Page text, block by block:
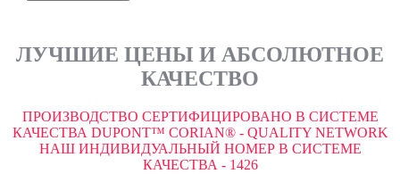
ЛУЧШИЕ ЦЕНЫ И АБСОЛЮТНОЕ
КАЧЕСТВО
ПРОИЗВОДСТВО СЕРТИФИЦИРОВАНО В СИСТЕМЕ
КАЧЕСТВА DUPONT™ CORIAN® - QUALITY NETWORK
НАШ ИНДИВИДУАЛЬНЫЙ НОМЕР В СИСТЕМЕ
КАЧЕСТВА - 1426